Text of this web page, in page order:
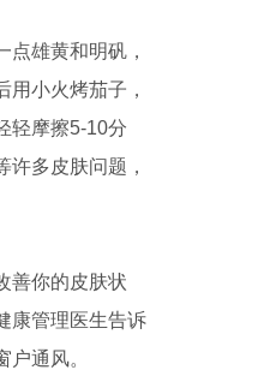
雄黄和明矾，
小火烤茄子，
轻摩擦5-10分
多皮肤问题，
善你的皮肤状
康管理医生告诉
通风。